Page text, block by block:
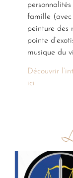
famille (avec
peinture des
pointe
musique du
Découvrir
ici